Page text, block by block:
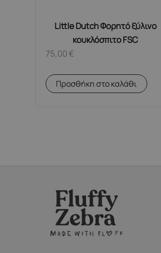
Little Dutch Φορητό ξύλινο
κουκλόσπιτο FSC
75,00€
Προσθήκη στο καλάθι